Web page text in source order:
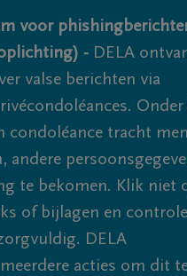
voor
- DELA
valse berichten via
Onder
condoléance tracht men
andere
te bekomen. Klik niet
of bijlagen en
DELA
acties om dit